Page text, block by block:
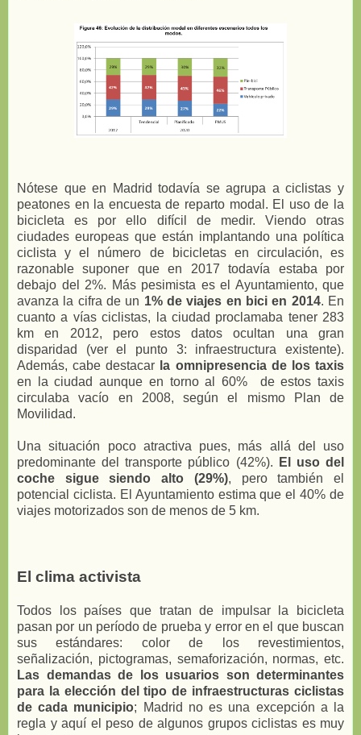
Nótese que en Madrid todavía se agrupa a ciclistas y
peatones en la encuesta de reparto modal. El uso de la
bicicleta es por ello difícil de medir. Viendo otras
ciudades europeas que están implantando una política
ciclista y el número de bicicletas en circulación, es
razonable suponer que en 2017 todavía estaba por
debajo del 2%. Más pesimista es el Ayuntamiento, que
avanza la cifra de un 1% de viajes en bici en 2014. En
cuanto a vías ciclistas, la ciudad proclamaba tener 283
km en 2012, pero estos datos ocultan una gran
disparidad (ver el punto 3: infraestructura existente).
Además, cabe destacar la omnipresencia de los taxis
en la ciudad aunque en torno al 60% de estos taxis
circulaba vacío en 2008, según el mismo Plan de
Movilidad.
Una situación poco atractiva pues, más allá del uso
predominante del transporte público (42%).
El uso del
coche sigue siendo alto (29%), pero también el
potencial ciclista. El Ayuntamiento estima que el 40% de
viajes motorizados son de menos de 5 km.
El clima activista
Todos los países que tratan de impulsar la bicicleta
pasan por un período de prueba y error en el que buscan
sus estándares: color de los revestimientos,
señalización, pictogramas, semaforización, normas, etc.
Las demandas de los usuarios son determinantes
para la elección del tipo de infraestructuras ciclistas
de cada municipio; Madrid no es una excepción a la
regla y aquí el peso de algunos grupos ciclistas es muy